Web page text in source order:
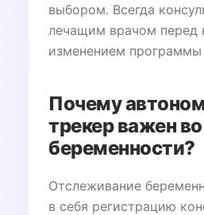
выбором. Всегда
лечащим врачом перед
изменением программы
Почему
трекер важен
беременности?
Отслеживание
в себя регистрацию